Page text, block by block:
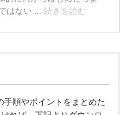
順やポイントをまとめた